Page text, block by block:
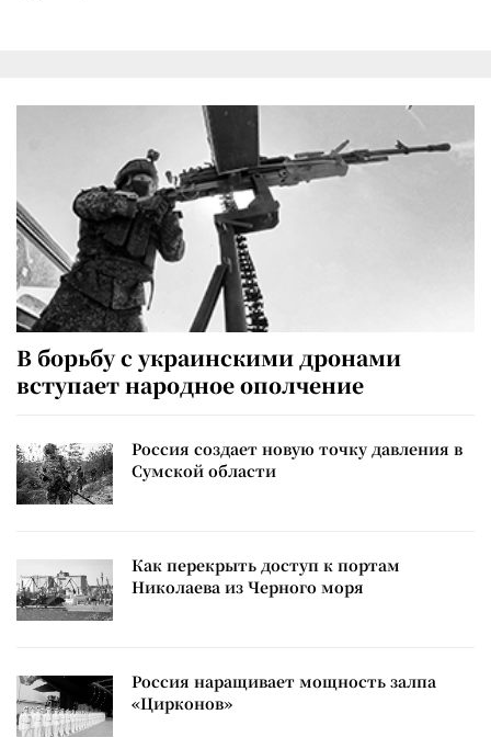
В борьбу с украинскими дронами
вступает народное ополчение
Россия создает новую точку давления в
Сумской области
Как перекрыть доступ к портам
Николаева из Черного моря
Россия наращивает мощность залпа
«Цирконов»